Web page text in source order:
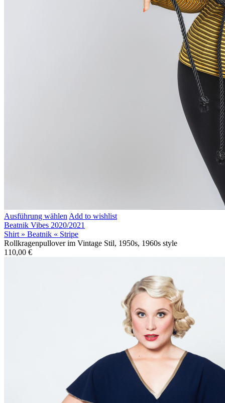
Ausführung wählen Add to wishlist
Beatnik Vibes 2020/2021
Shirt » Beatnik « Stripe
Rollkragenpullover im Vintage Stil, 1950s, 1960s style
110,00 €